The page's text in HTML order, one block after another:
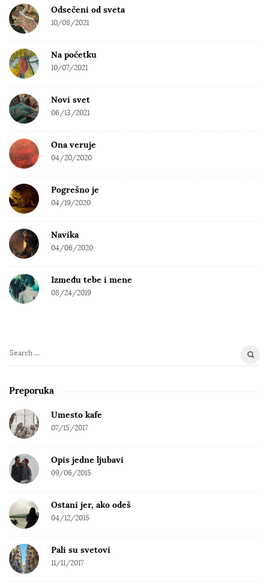
Odsečeni od sveta
10/08/2021
Na početku
10/07/2021
Novi svet
06/13/2021
Ona veruje
04/20/2020
Pogrešno je
04/19/2020
Navika
04/06/2020
Između tebe i mene
08/24/2019
S
a
c
h
r
Preporuka
Umesto kafe
07/15/2017
Opis jedne ljubavi
09/06/2015
Ostani jer, ako odeš
04/12/2015
Pali su svetovi
11/11/2017